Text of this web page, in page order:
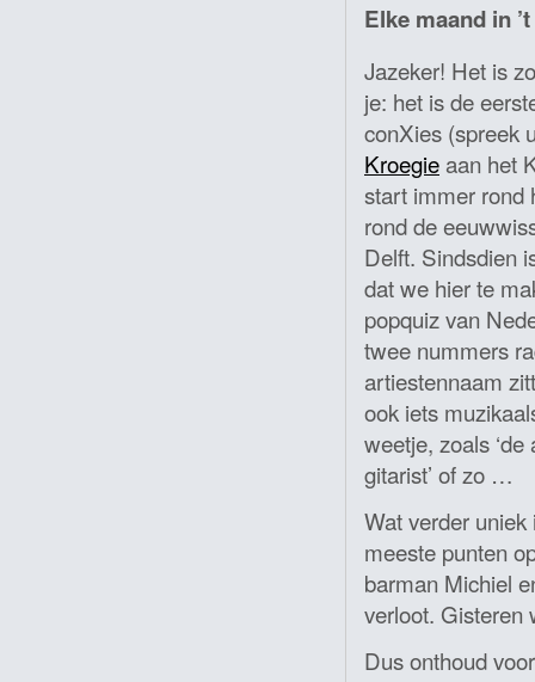
Elke maand in
Jazeker! Het is
je: het is de
conXies (spreek
Kroegie aan het
start immer rond
rond de
Delft. Sindsdien
dat we hier te
popquiz van
twee nummers
artiestennaam
ook iets
weetje, zoals
gitarist’ of zo …
Wat verder
meeste punten
barman Michiel
verloot. Gisteren
Dus onthoud